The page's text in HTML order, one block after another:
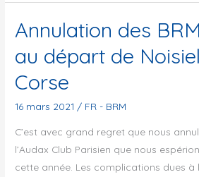
bosses
Annulation des
au départ de
Corse
16 mars 2021 / FR - BRM
C’est avec grand regret que nous
l’Audax Club Parisien que nous
cette année. Les complications dues à